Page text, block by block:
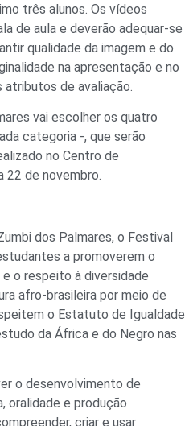
três alunos. Os vídeos
de aula e deverão adequar-se
qualidade da imagem e do
na apresentação e no
de avaliação.
vai escolher os quatro
categoria -, que serão
no Centro de
22 de novembro.
dos Palmares, o Festival
a promoverem o
o respeito à diversidade
afro-brasileira por meio de
o Estatuto de Igualdade
da África e do Negro nas
o desenvolvimento de
oralidade e produção
criar e usar